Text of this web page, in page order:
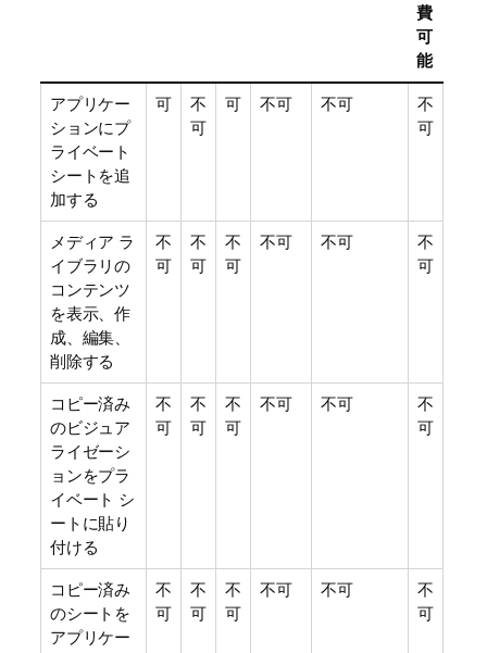
費
可
能
アプリケー
ションにプ
ライベート
シートを追
加する
可
不
可
可 不可 不可
不
可
メディア ラ
イブラリの
コンテンツ
を表示、作
成、編集、
削除する
不
可
不
可
不
可
不可 不可
不
可
コピー済み
のビジュア
ライゼーシ
ョンをプラ
イベート シ
ートに貼り
付ける
不
可
不
可
不
可
不可 不可
不
可
コピー済み
のシートを
アプリケー
不
可
不
可
不
可
不可 不可
不
可